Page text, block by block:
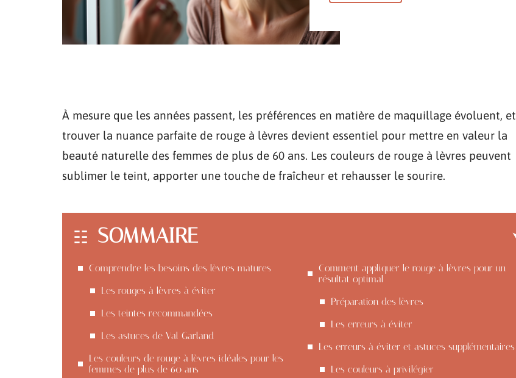
À mesure que les années passent, les préférences en matière de maquillage évoluent, et
trouver la nuance parfaite de rouge à lèvres devient essentiel pour mettre en valeur la
beauté naturelle des femmes de plus de 60 ans. Les couleurs de rouge à lèvres peuvent
sublimer le teint, apporter une touche de fraîcheur et rehausser le sourire.
SOMMAIRE
Comprendre les besoins des lèvres matures
Les rouges à lèvres à éviter
Les teintes recommandées
Les astuces de Val Garland
Les couleurs de rouge à lèvres idéales pour les
femmes de plus de 60 ans
Comment appliquer le rouge à lèvres pour un
résultat optimal
Préparation des lèvres
Les erreurs à éviter
Les erreurs à éviter et astuces supplémentaires
Les couleurs à privilégier